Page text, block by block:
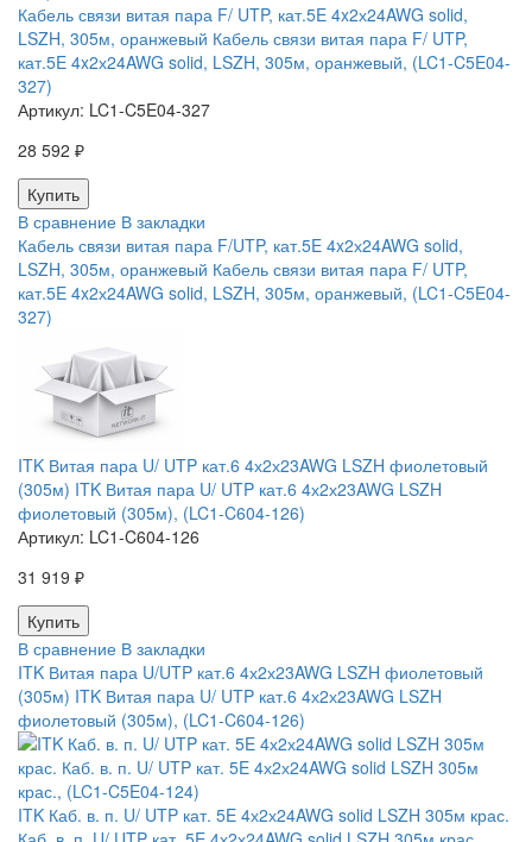
Кабель связи витая пара F/ UTP, кат.5E 4x2х24AWG solid,
LSZH, 305м, оранжевый Кабель связи витая пара F/ UTP,
кат.5E 4x2х24AWG solid, LSZH, 305м, оранжевый, (LC1-C5E04-
327)
Артикул: LC1-C5E04-327
28 592 ₽
В сравнение В закладки
Кабель связи витая пара F/UTP, кат.5E 4x2х24AWG solid,
LSZH, 305м, оранжевый Кабель связи витая пара F/ UTP,
кат.5E 4x2х24AWG solid, LSZH, 305м, оранжевый, (LC1-C5E04-
327)
ITK Витая пара U/ UTP кат.6 4х2х23AWG LSZH фиолетовый
(305м) ITK Витая пара U/ UTP кат.6 4х2х23AWG LSZH
фиолетовый (305м), (LC1-C604-126)
Артикул: LC1-C604-126
31 919 ₽
В сравнение В закладки
ITK Витая пара U/UTP кат.6 4х2х23AWG LSZH фиолетовый
(305м) ITK Витая пара U/ UTP кат.6 4х2х23AWG LSZH
фиолетовый (305м), (LC1-C604-126)
ITK Каб. в. п. U/ UTP кат. 5E 4х2х24AWG solid LSZH 305м крас.